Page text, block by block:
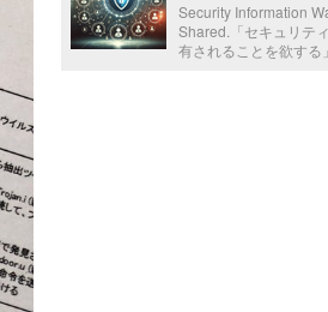
Security Information
Shared.「セキュリテ
有されることを欲する」